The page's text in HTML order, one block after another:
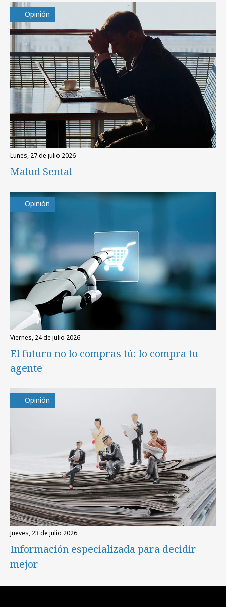
Opinión
lunes, 27 de julio 2026
Malud Sental
Opinión
viernes, 24 de julio 2026
El futuro no lo compras tú: lo compra tu
agente
Opinión
jueves, 23 de julio 2026
Información especializada para decidir
mejor